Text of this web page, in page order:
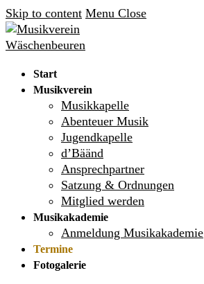
Skip to content Menu Close
Start
Musikverein
Musikkapelle
Abenteuer Musik
Jugendkapelle
d’Bäänd
Ansprechpartner
Satzung & Ordnungen
Mitglied werden
Musikakademie
Anmeldung Musikakademie
Termine
Fotogalerie